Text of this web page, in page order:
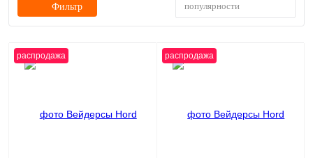
Фильтр популярности
распродажа распродажа